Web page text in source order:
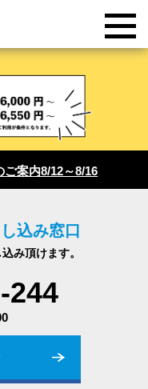
ご案内8/12～8/16
込み窓口
み頂けます。
244